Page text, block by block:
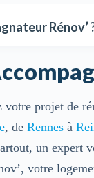
Rénov’
votre projet de
, deRennes à
un expert
votre